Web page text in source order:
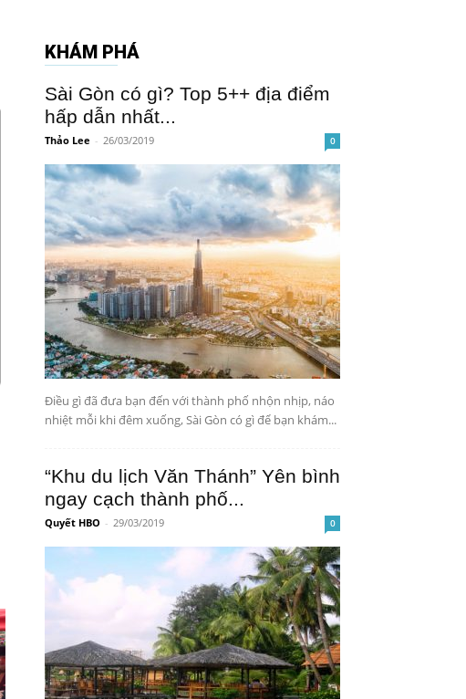
KHÁM PHÁ
Sài Gòn có gì? Top 5++ địa điểm
hấp dẫn nhất...
Thảo Lee - 26/03/2019 0
Điều gì đã đưa bạn đến với thành phố nhộn nhịp, náo
nhiệt mỗi khi đêm xuống, Sài Gòn có gì để bạn khám...
“Khu du lịch Văn Thánh” Yên bình
ngay cạch thành phố...
Quyết HBO - 29/03/2019 0